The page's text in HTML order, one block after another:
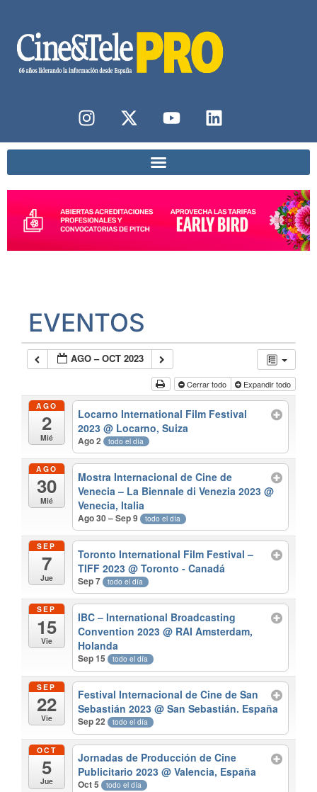
EVENTOS
AGO – OCT 2023
Cerrar todo Expandir todo
AGO
2
Mié
Locarno International Film Festival
2023@ Locarno, Suiza
Ago 2 todo el día
AGO
30
Mié
Mostra Internacional de Cine de
Venecia – La Biennale di Venezia 2023@
Venecia, Italia
Ago 30 – Sep 9 todo el día
SEP
7
Jue
Toronto International Film Festival –
TIFF 2023@ Toronto - Canadá
Sep 7 todo el día
SEP
15
Vie
IBC – International Broadcasting
Convention 2023@ RAI Amsterdam,
Holanda
Sep 15 todo el día
SEP
22
Vie
Festival Internacional de Cine de San
Sebastián 2023@ San Sebastián. España
Sep 22 todo el día
OCT
5
Jue
Jornadas de Producción de Cine
Publicitario 2023@ Valencia, España
Oct 5 todo el día